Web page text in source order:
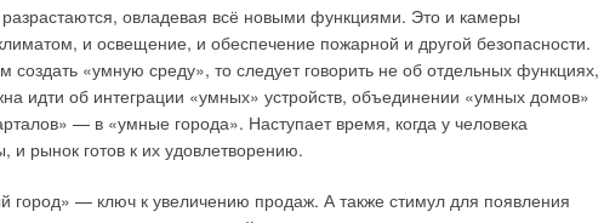
овладевая всё новыми функциями. Это и камеры
и освещение, и обеспечение пожарной и другой безопасности.
«умную среду», то следует говорить не об отдельных функциях,
идти об интеграции «умных» устройств, объединении «умных домов»
— в «умные города». Наступает время, когда у человека
и рынок готов к их удовлетворению.
— ключ к увеличению продаж. А также стимул для появления
участок и его благоустройство (вплоть до тротуарной плитки),
элементы содержатся в библиотеках программного комплекса
«Модель и Архив», взаимодействующих с Model Studio CS, мы
помещений школы, в том числе спроектировали 43 учебных
Модель была проверена на коллизии, мы исключили пересечение